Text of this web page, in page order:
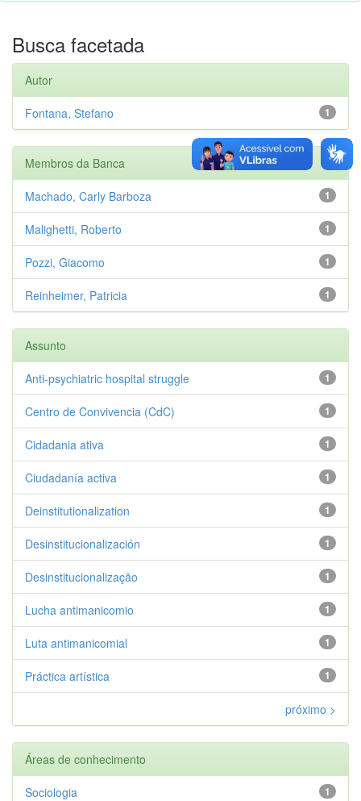
Busca facetada
Autor
1
Fontana, Stefano
Membros da Banca
1
Machado, Carly Barboza
1
Malighetti, Roberto
1
Pozzi, Giacomo
1
Reinheimer, Patricia
Assunto
1
Anti-psychiatric hospital struggle
1
Centro de Convivencia (CdC)
1
Cidadania ativa
1
Ciudadanía activa
1
Deinstitutionalization
1
Desinstitucionalización
1
Desinstitucionalização
1
Lucha antimanicomio
1
Luta antimanicomial
1
Práctica artística
próximo >
Áreas de conhecimento
1
Sociologia